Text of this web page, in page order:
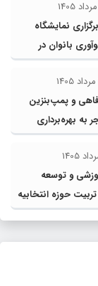
نمایشگاه
بانوان در
و پمپ‌بنزین
به بهره‌برداری
و توسعه
حوزه انتخابیه
عضو کمیسیون